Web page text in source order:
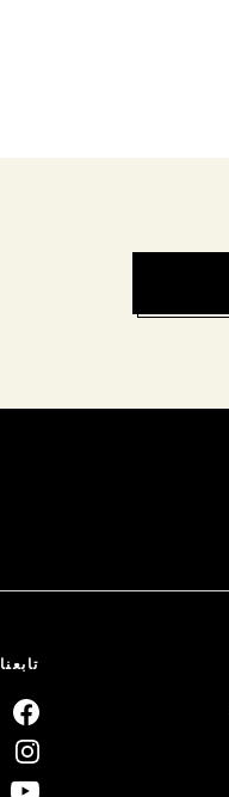
تابعنا